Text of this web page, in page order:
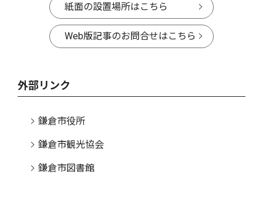
紙面の設置場所はこちら
Web版記事のお問合せはこちら
外部リンク
鎌倉市役所
鎌倉市観光協会
鎌倉市図書館